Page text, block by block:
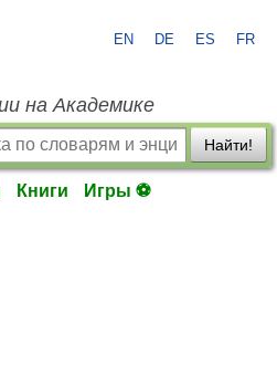
EN DE ES FR
на Академике
Найти!
Книги Игры ⚽